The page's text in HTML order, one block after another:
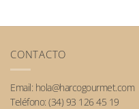
CONTACTO
Email: hola@harcogourmet.com
Teléfono: (34) 93 126 45 19